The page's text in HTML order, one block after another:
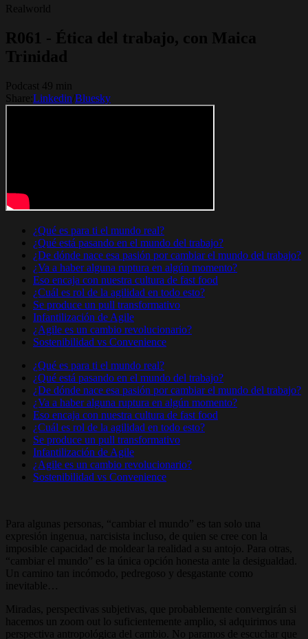
Realworld
R061 - Ética del trabajo, con Maica
Trinidad
Podcast 49 min
Share: Linkedin Bluesky
¿Qué es para ti el mundo real?
¿Qué está pasando en el mundo del trabajo?
¿De dónde nace esa pasión por cambiar el mundo del trabajo?
¿Va a haber alguna ruptura en algún momento?
Eso encaja con nuestra cultura de fast food
¿Cuál es rol de la agilidad en todo esto?
Se produce un pull transformativo
Infantilización de Agile
¿Agile es un cambio revolucionario?
Sostenibilidad vs Convenience
¿Qué es para ti el mundo real?
¿Qué está pasando en el mundo del trabajo?
¿De dónde nace esa pasión por cambiar el mundo del trabajo?
¿Va a haber alguna ruptura en algún momento?
Eso encaja con nuestra cultura de fast food
¿Cuál es rol de la agilidad en todo esto?
Se produce un pull transformativo
Infantilización de Agile
¿Agile es un cambio revolucionario?
Sostenibilidad vs Convenience
Para algunas personas, “cambiar el mundo” es tan solo una
expresión ingenua, narcisista incluso, de quien se cree con la
imposible capacidad de moldear la realidad a su antojo. Para otras,
“cambiar el mundo” es la única opción honesta ante la desigualdad.
Un camino tan incómodo, pedregoso y desgastante como
inevitable…
Miradas, perspectivas subjetivas, que probablemente convergirán si
hacemos un zoom out lo suficientemente amplio, si adquirimos una
perspectiva antropológica del cambio. No paramos de escuchar que